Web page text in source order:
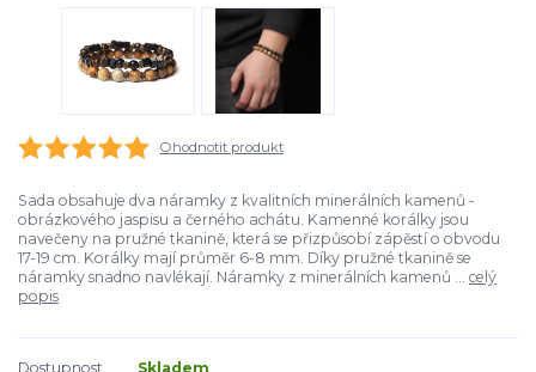
Ohodnotit produkt
Sada obsahuje dva náramky z kvalitních minerálních kamenů -
obrázkového jaspisu a černého achátu. Kamenné korálky jsou
navečeny na pružné tkanině, která se přizpůsobí zápěstí o obvodu
17-19 cm. Korálky mají průměr 6-8 mm. Díky pružné tkanině se
náramky snadno navlékají. Náramky z minerálních kamenů ... celý
popis
Dostupnost Skladem